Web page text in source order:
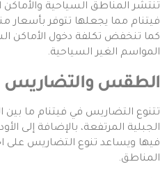
تنتشر المناطق السياحية
فيتنام مما يجعلها تتوفر بأسعار
كما تنخفض تكلفة دخول الأماكن
المواسم الغير السياحية.
الطقس والتضاريس
تتنوع التضاريس في فيتنام ما بين
الجبلية المرتفعة، بالإضافة إلى
فيها ويساعد تنوع التضاريس
المناطق.